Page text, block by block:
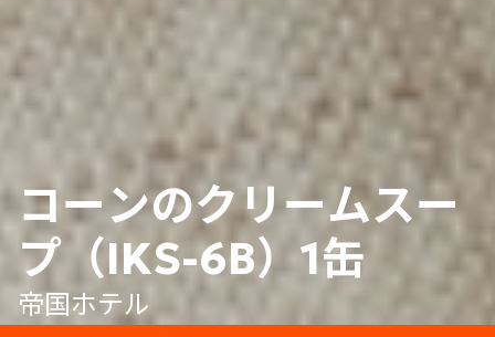
コーンのクリームスー
プ（IKS-6B）1缶
帝国ホテル